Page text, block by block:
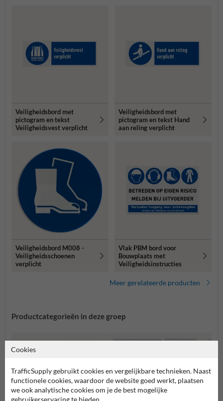
Veiligheidsbord met
pictogram en tekst
Veiligheidsvest verplicht
Veiligheidsbord met
pictogram en tekst Hand
aan reling verplicht
Veiligheidsbord M008 -
Veiligheidsschoenen
verplicht
Vlak PBM bord voor
Bouwplaats met
Veiligheidsinstructies
Meer gerelateerde producten
Productcategorieën in deze groep
Cookies
TrafficSupply gebruikt cookies en vergelijkbare technieken. Naast
functionele cookies, waardoor de website goed werkt, plaatsen
we ook analytische cookies om je de best mogelijke
gebruikerservaring te bieden.